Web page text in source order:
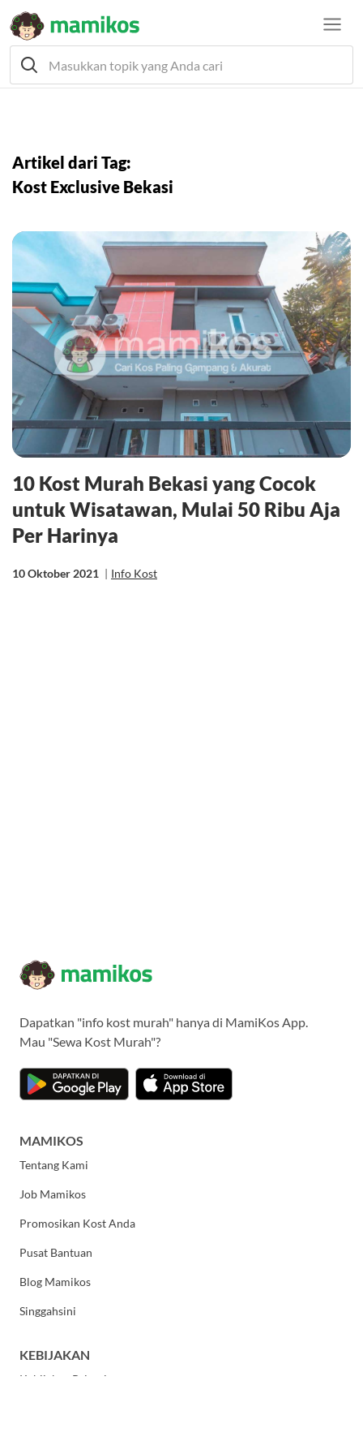
Artikel dari Tag:
Kost Exclusive Bekasi
10 Kost Murah Bekasi yang Cocok
untuk Wisatawan, Mulai 50 Ribu Aja
Per Harinya
10 Oktober 2021 | Info Kost
Dapatkan "info kost murah" hanya di MamiKos App.
Mau "Sewa Kost Murah"?
MAMIKOS
Tentang Kami
Job Mamikos
Promosikan Kost Anda
Pusat Bantuan
Blog Mamikos
Singgahsini
KEBIJAKAN
Kebijakan Privasi